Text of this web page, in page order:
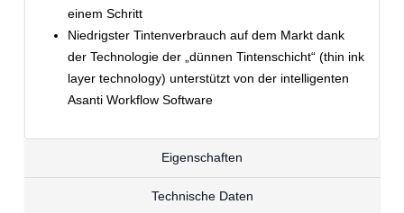
einem Schritt
Niedrigster Tintenverbrauch auf dem Markt dank
der Technologie der „dünnen Tintenschicht“ (thin ink
layer technology) unterstützt von der intelligenten
Asanti Workflow Software
Eigenschaften
Technische Daten